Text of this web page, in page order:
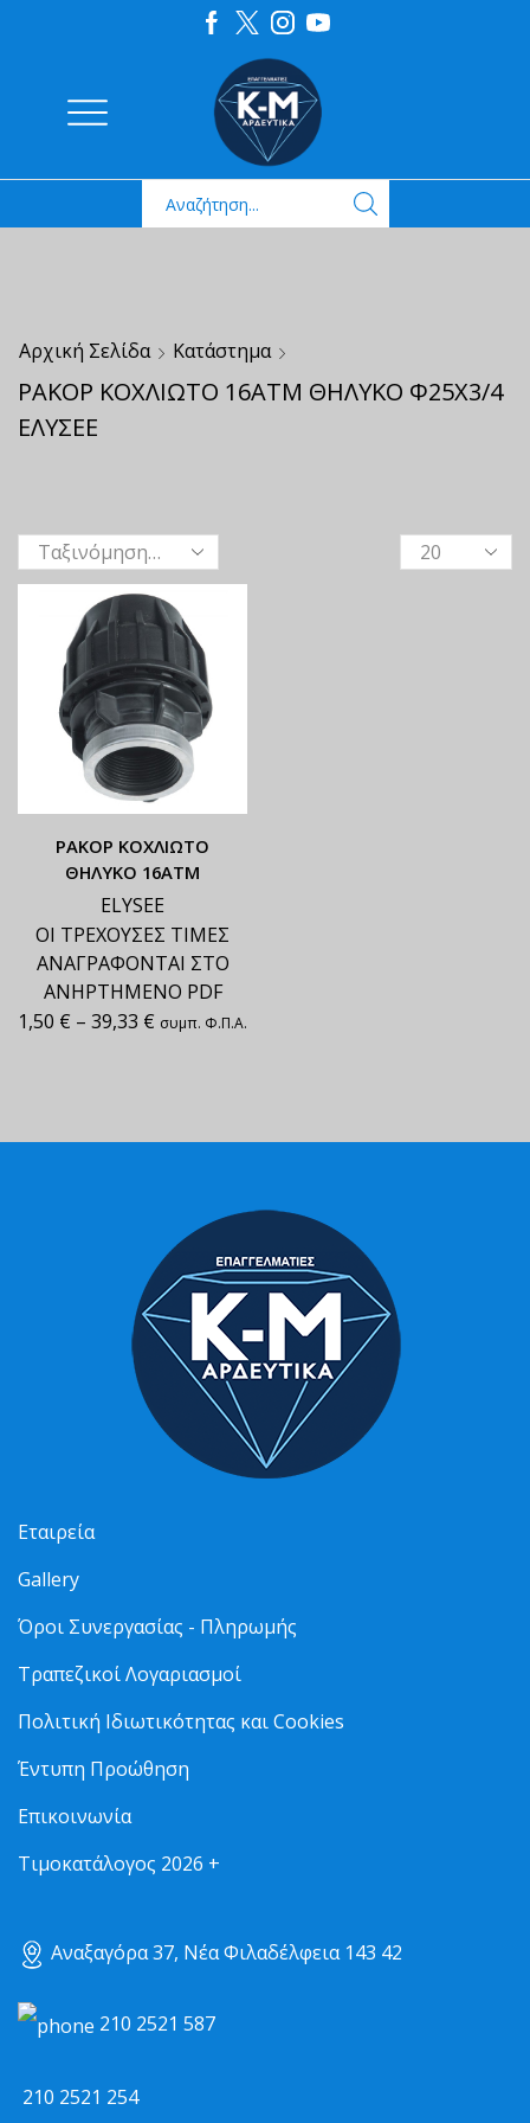
Αρχική Σελίδα Κατάστημα
ΡΑΚΟΡ ΚΟΧΛΙΩΤΟ 16ΑΤΜ ΘΗΛΥΚΟ Φ25Χ3/4
ΕΛΥΣΕΕ
ΡΑΚΟΡ ΚΟΧΛΙΩΤΟ
ΘΗΛΥΚΟ 16ΑΤΜ
ELYSEE
ΟΙ ΤΡΕΧΟΥΣΕΣ ΤΙΜΕΣ
ΑΝΑΓΡΑΦΟΝΤΑΙ ΣΤΟ
ΑΝΗΡΤΗΜΕΝΟ PDF
1,50 € – 39,33 € συμπ. Φ.Π.Α.
Εταιρεία
Gallery
Όροι Συνεργασίας - Πληρωμής
Τραπεζικοί Λογαριασμοί
Πολιτική Ιδιωτικότητας και Cookies
Έντυπη Προώθηση
Επικοινωνία
Τιμοκατάλογος 2026 +
Αναξαγόρα 37, Νέα Φιλαδέλφεια 143 42
210 2521 587
210 2521 254